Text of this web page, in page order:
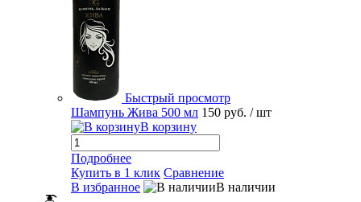
Быстрый просмотр
Шампунь Жива 500 мл 150 руб. / шт
В корзину
Подробнее
Купить в 1 клик Сравнение
В избранное
В наличии